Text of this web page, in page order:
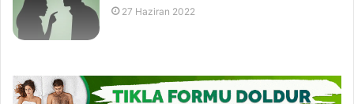
27 Haziran 2022